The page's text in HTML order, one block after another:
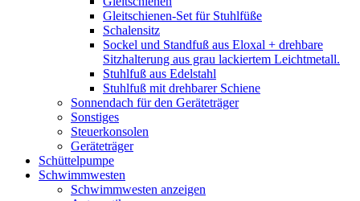
Gleitschienen-Set für Stuhlfüße
Schalensitz
Sockel und Standfuß aus Eloxal + drehbare
Sitzhalterung aus grau lackiertem Leichtmetall.
Stuhlfuß aus Edelstahl
Stuhlfuß mit drehbarer Schiene
Sonnendach für den Geräteträger
Sonstiges
Steuerkonsolen
Geräteträger
Schüttelpumpe
Schwimmwesten
Schwimmwesten anzeigen